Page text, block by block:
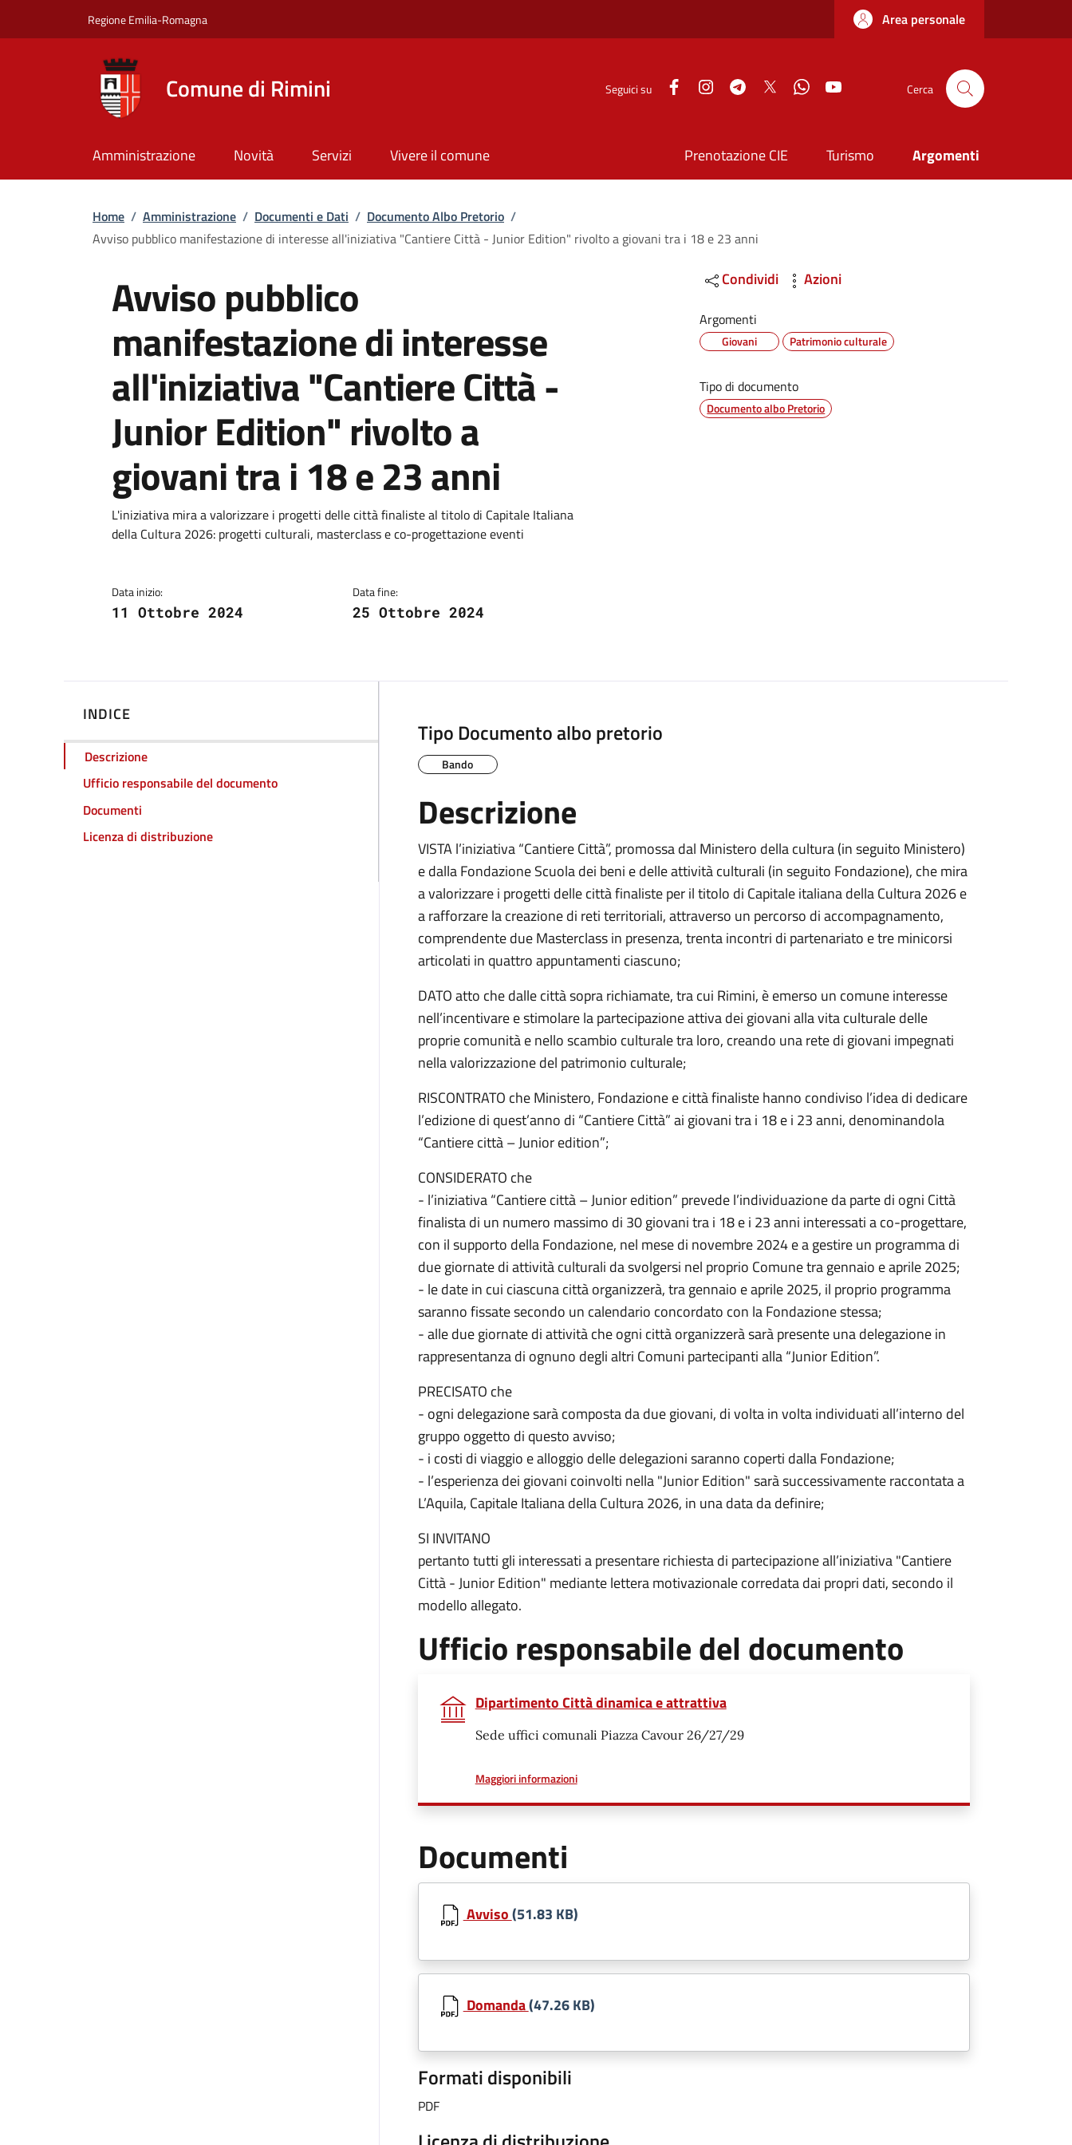
Regione Emilia-Romagna Area personale
Comune di Rimini Seguici su FacebookInstagramTelegramTwitter WhatsApp Cerca
Amministrazione Novità Servizi Vivere il comune Prenotazione CIE Turismo Argomenti
Briciole di pane
Home / Amministrazione / Documenti e Dati / Documento Albo Pretorio /
Avviso pubblico manifestazione di interesse all'iniziativa "Cantiere Città - Junior Edition" rivolto a giovani tra i 18 e 23 anni
Avviso pubblico
manifestazione di interesse
all'iniziativa "Cantiere Città -
Junior Edition" rivolto a
giovani tra i 18 e 23 anni
Dettagli
L'iniziativa mira a valorizzare i progetti delle città finaliste al titolo di Capitale Italiana
della Cultura 2026: progetti culturali, masterclass e co-progettazione eventi
Data inizio:
11 Ottobre 2024
Data fine:
25 Ottobre 2024
Condividi Azioni
Argomenti
Giovani Patrimonio culturale
Tipo di documento
Documento albo Pretorio
INDICE
Descrizione
Ufficio responsabile del documento
Documenti
Licenza di distribuzione
Tipo Documento albo pretorio
Bando
Descrizione
VISTA l’iniziativa “Cantiere Città”, promossa dal Ministero della cultura (in seguito Ministero)
e dalla Fondazione Scuola dei beni e delle attività culturali (in seguito Fondazione), che mira
a valorizzare i progetti delle città finaliste per il titolo di Capitale italiana della Cultura 2026 e
a rafforzare la creazione di reti territoriali, attraverso un percorso di accompagnamento,
comprendente due Masterclass in presenza, trenta incontri di partenariato e tre minicorsi
articolati in quattro appuntamenti ciascuno;
DATO atto che dalle città sopra richiamate, tra cui Rimini, è emerso un comune interesse
nell’incentivare e stimolare la partecipazione attiva dei giovani alla vita culturale delle
proprie comunità e nello scambio culturale tra loro, creando una rete di giovani impegnati
nella valorizzazione del patrimonio culturale;
RISCONTRATO che Ministero, Fondazione e città finaliste hanno condiviso l’idea di dedicare
l’edizione di quest’anno di “Cantiere Città” ai giovani tra i 18 e i 23 anni, denominandola
“Cantiere città – Junior edition”;
CONSIDERATO che
- l’iniziativa “Cantiere città – Junior edition” prevede l’individuazione da parte di ogni Città
finalista di un numero massimo di 30 giovani tra i 18 e i 23 anni interessati a co-progettare,
con il supporto della Fondazione, nel mese di novembre 2024 e a gestire un programma di
due giornate di attività culturali da svolgersi nel proprio Comune tra gennaio e aprile 2025;
- le date in cui ciascuna città organizzerà, tra gennaio e aprile 2025, il proprio programma
saranno fissate secondo un calendario concordato con la Fondazione stessa;
- alle due giornate di attività che ogni città organizzerà sarà presente una delegazione in
rappresentanza di ognuno degli altri Comuni partecipanti alla “Junior Edition”.
PRECISATO che
- ogni delegazione sarà composta da due giovani, di volta in volta individuati all’interno del
gruppo oggetto di questo avviso;
- i costi di viaggio e alloggio delle delegazioni saranno coperti dalla Fondazione;
- l’esperienza dei giovani coinvolti nella "Junior Edition" sarà successivamente raccontata a
L’Aquila, Capitale Italiana della Cultura 2026, in una data da definire;
SI INVITANO
pertanto tutti gli interessati a presentare richiesta di partecipazione all’iniziativa "Cantiere
Città - Junior Edition" mediante lettera motivazionale corredata dai propri dati, secondo il
modello allegato.
Ufficio responsabile del documento
Dipartimento Città dinamica e attrattiva
Sede uffici comunali Piazza Cavour 26/27/29
Maggiori informazionia proposito di
Documenti
Avviso(51.83 KB)
Domanda(47.26 KB)
Formati disponibili
PDF